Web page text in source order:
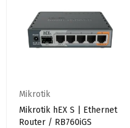
Mikrotik
Mikrotik hEX S | Ethernet
Router / RB760iGS